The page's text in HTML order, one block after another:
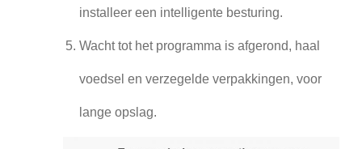
installeer een intelligente besturing.
Wacht tot het programma is afgerond, haal
voedsel en verzegelde verpakkingen, voor
lange opslag.